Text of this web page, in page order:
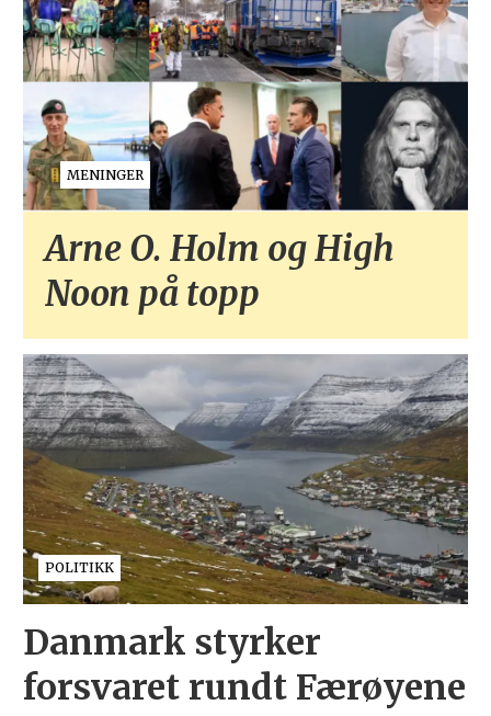
MENINGER
Arne O. Holm og High
Noon på topp
POLITIKK
Danmark styrker
forsvaret rundt Færøyene